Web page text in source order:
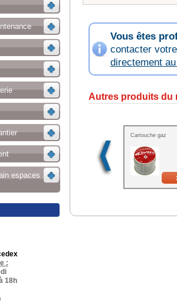
espaces
:
18h
Vous êtes
contacter
directement
Autres produits du
Cartouche gaz